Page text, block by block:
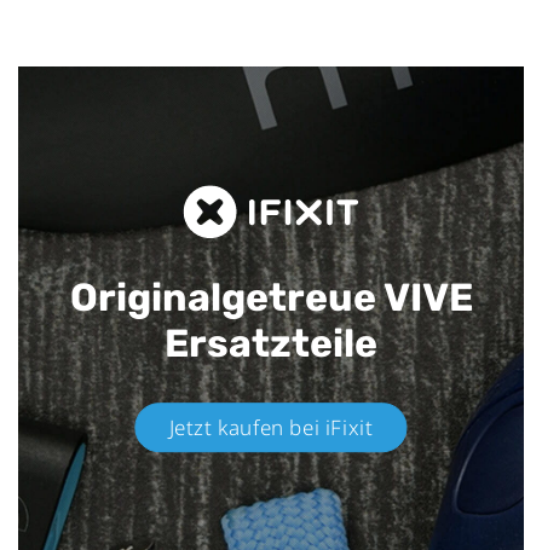
Originalgetreue VIVE
Ersatzteile
Jetzt kaufen bei iFixit​